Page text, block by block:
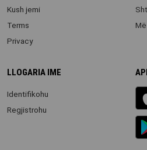
Kush jemi
Terms
Privacy
LLOGARIA IME
Identifikohu
Regjistrohu
iOS